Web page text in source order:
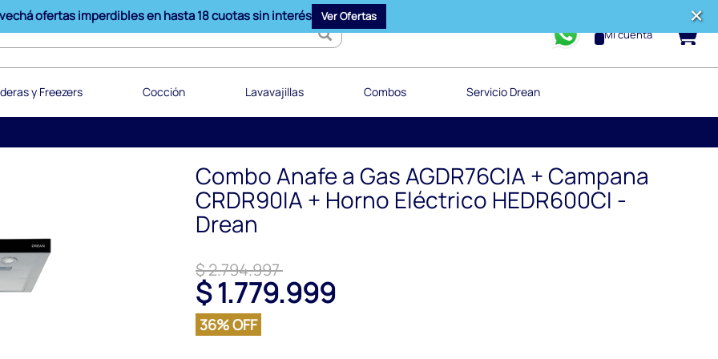
ofertas imperdibles en hasta 18 cuotas sin interés Ver Ofertas
Mi cuenta
0
y Freezers Cocción Lavavajillas Combos Servicio Drean
Combo Anafe a Gas AGDR76CIA + Campana
CRDR90IA + Horno Eléctrico HEDR600CI -
Drean
$ 2.794.997
$ 1.779.999
36% OFF